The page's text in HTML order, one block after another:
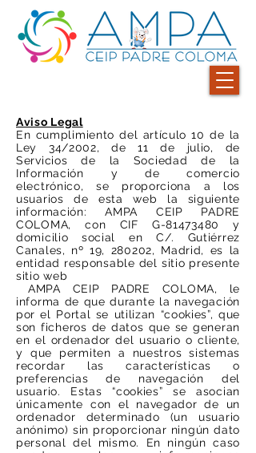
Aviso Legal
En cumplimiento del artículo 10 de la
Ley 34/2002, de 11 de julio, de
Servicios de la Sociedad de la
Información y de comercio
electrónico, se proporciona a los
usuarios de esta web la siguiente
información: AMPA CEIP PADRE
COLOMA, con CIF G-81473480 y
domicilio social en C/. Gutiérrez
Canales, nº 19, 280202, Madrid, es la
entidad responsable del sitio presente
sitio web
AMPA CEIP PADRE COLOMA, le
informa de que durante la navegación
por el Portal se utilizan “cookies”, que
son ficheros de datos que se generan
en el ordenador del usuario o cliente,
y que permiten a nuestros sistemas
recordar las características o
preferencias de navegación del
usuario. Estas “cookies” se asocian
únicamente con el navegador de un
ordenador determinado (un usuario
anónimo) sin proporcionar ningún dato
personal del mismo. En ningún caso